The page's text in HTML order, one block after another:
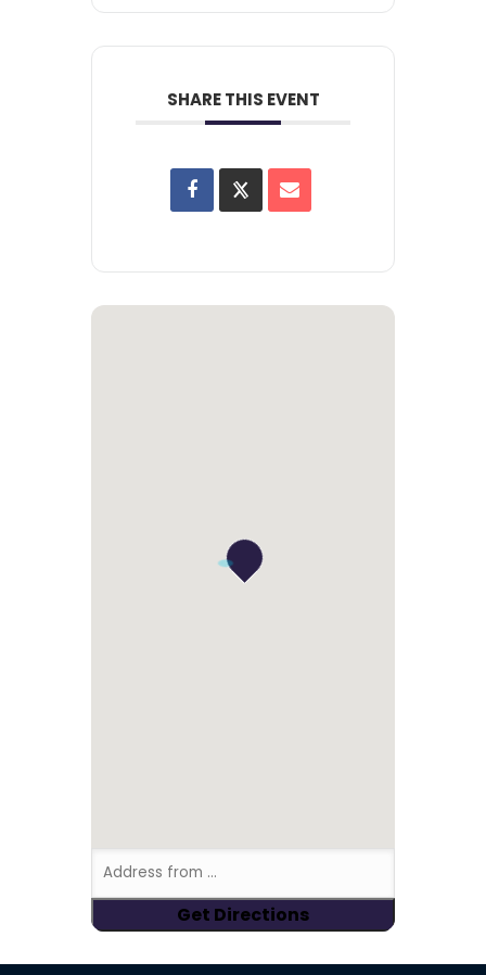
SHARE THIS EVENT